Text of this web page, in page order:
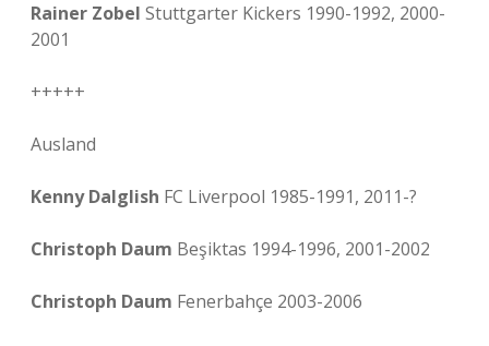
Rainer Zobel Stuttgarter Kickers 1990-1992, 2000-
2001
+++++
Ausland
Kenny Dalglish FC Liverpool 1985-1991, 2011-?
Christoph Daum Beşiktas 1994-1996, 2001-2002
Christoph Daum Fenerbahçe 2003-2006